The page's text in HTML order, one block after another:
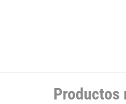
Productos